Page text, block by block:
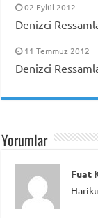
02 Eylül 2012
Denizci
11 Temmuz 2012
Denizci
Yorumlar
Fuat